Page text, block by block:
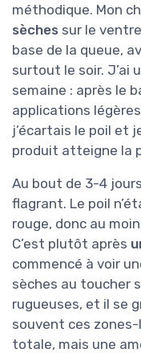
méthodique. Mon
sèches sur le
base de la queue,
surtout le soir. J’ai
semaine : après le
applications
j’écartais le poil et
produit atteigne la
Au bout de 3-4
flagrant. Le poil
rouge, donc au
C’est plutôt après
commencé à voir
sèches au toucher
rugueuses, et il se
souvent ces zones-
totale, mais une